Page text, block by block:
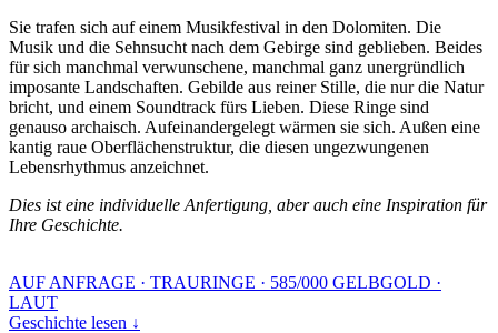
Sie trafen sich auf einem Musikfestival in den Dolomiten. Die
Musik und die Sehnsucht nach dem Gebirge sind geblieben. Beides
für sich manchmal verwunschene, manchmal ganz unergründlich
imposante Landschaften. Gebilde aus reiner Stille, die nur die Natur
bricht, und einem Soundtrack fürs Lieben. Diese Ringe sind
genauso archaisch. Aufeinandergelegt wärmen sie sich. Außen eine
kantig raue Oberflächenstruktur, die diesen ungezwungenen
Lebensrhythmus anzeichnet.
Dies ist eine individuelle Anfertigung, aber auch eine Inspiration für
Ihre Geschichte.
AUF ANFRAGE · TRAURINGE · 585/000 GELBGOLD ·
LAUT
Geschichte lesen ↓